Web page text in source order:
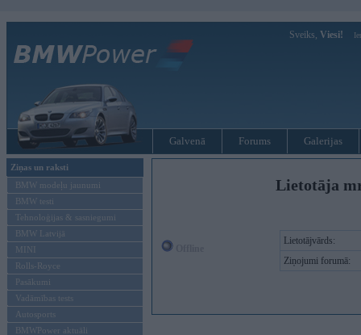
Sveiks, Viesi!
Galvenā Forums Galerijas
Ziņas un raksti
BMW modeļu jaunumi
BMW testi
Tehnoloģijas & sasniegumi
BMW Latvijā
MINI
Rolls-Royce
Pasākumi
Vadāmības tests
Autosports
BMWPower aktuāli
Lietotāja
Lietotājvārds:
Ziņojumi forumā: